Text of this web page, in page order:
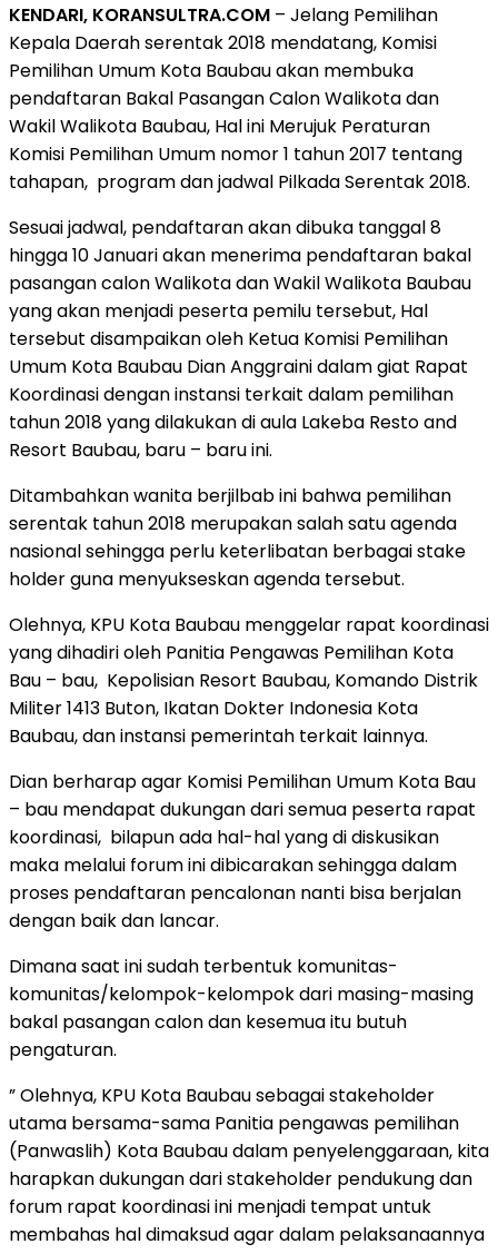
KENDARI, KORANSULTRA.COM – Jelang Pemilihan
Kepala Daerah serentak 2018 mendatang, Komisi
Pemilihan Umum Kota Baubau akan membuka
pendaftaran Bakal Pasangan Calon Walikota dan
Wakil Walikota Baubau, Hal ini Merujuk Peraturan
Komisi Pemilihan Umum nomor 1 tahun 2017 tentang
tahapan, program dan jadwal Pilkada Serentak 2018.
Sesuai jadwal, pendaftaran akan dibuka tanggal 8
hingga 10 Januari akan menerima pendaftaran bakal
pasangan calon Walikota dan Wakil Walikota Baubau
yang akan menjadi peserta pemilu tersebut, Hal
tersebut disampaikan oleh Ketua Komisi Pemilihan
Umum Kota Baubau Dian Anggraini dalam giat Rapat
Koordinasi dengan instansi terkait dalam pemilihan
tahun 2018 yang dilakukan di aula Lakeba Resto and
Resort Baubau, baru – baru ini.
Ditambahkan wanita berjilbab ini bahwa pemilihan
serentak tahun 2018 merupakan salah satu agenda
nasional sehingga perlu keterlibatan berbagai stake
holder guna menyukseskan agenda tersebut.
Olehnya, KPU Kota Baubau menggelar rapat koordinasi
yang dihadiri oleh Panitia Pengawas Pemilihan Kota
Bau – bau, Kepolisian Resort Baubau, Komando Distrik
Militer 1413 Buton, Ikatan Dokter Indonesia Kota
Baubau, dan instansi pemerintah terkait lainnya.
Dian berharap agar Komisi Pemilihan Umum Kota Bau
– bau mendapat dukungan dari semua peserta rapat
koordinasi, bilapun ada hal-hal yang di diskusikan
maka melalui forum ini dibicarakan sehingga dalam
proses pendaftaran pencalonan nanti bisa berjalan
dengan baik dan lancar.
Dimana saat ini sudah terbentuk komunitas-
komunitas/kelompok-kelompok dari masing-masing
bakal pasangan calon dan kesemua itu butuh
pengaturan.
” Olehnya, KPU Kota Baubau sebagai stakeholder
utama bersama-sama Panitia pengawas pemilihan
(Panwaslih) Kota Baubau dalam penyelenggaraan, kita
harapkan dukungan dari stakeholder pendukung dan
forum rapat koordinasi ini menjadi tempat untuk
membahas hal dimaksud agar dalam pelaksanaannya